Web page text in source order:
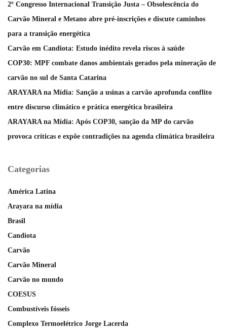
2º Congresso Internacional Transição Justa – Obsolescência do
Carvão Mineral e Metano abre pré-inscrições e discute caminhos
para a transição energética
Carvão em Candiota: Estudo inédito revela riscos à saúde
COP30: MPF combate danos ambientais gerados pela mineração de
carvão no sul de Santa Catarina
ARAYARA na Mídia: Sanção a usinas a carvão aprofunda conflito
entre discurso climático e prática energética brasileira
ARAYARA na Mídia: Após COP30, sanção da MP do carvão
provoca críticas e expõe contradições na agenda climática brasileira
Categorias
América Latina
Arayara na mídia
Brasil
Candiota
Carvão
Carvão Mineral
Carvão no mundo
COESUS
Combustíveis fósseis
Complexo Termoelétrico Jorge Lacerda